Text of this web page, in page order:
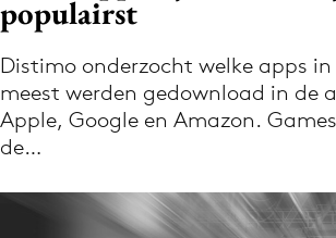
Volg het laatste nieuws via
Nieuws app
populairst
Distimo onderzocht welke apps
meest werden gedownload in de
Apple, Google en Amazon.
de…